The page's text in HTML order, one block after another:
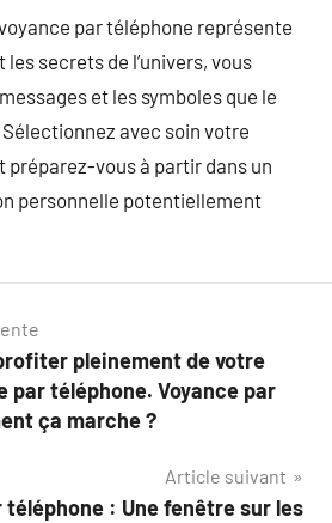
par téléphone représente
secrets de l’univers, vous
et les symboles que le
avec soin votre
vous à partir dans un
personnelle potentiellement
pleinement de votre
par téléphone. Voyance par
ça marche ?
Article suivant
téléphone : Une fenêtre sur les